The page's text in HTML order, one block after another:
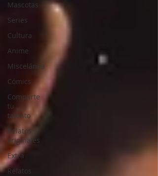
Mascotas
Series
Cultura
Anime
Miscelánea
Cómics
Comparte
tu
talento
Relatos
originales
Extra
Relatos